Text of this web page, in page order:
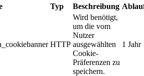
Typ Beschreibung
HTTP
Wird benötigt,
um die vom
Nutzer
ausgewählten
Cookie-
Präferenzen zu
speichern.
1 Jahr